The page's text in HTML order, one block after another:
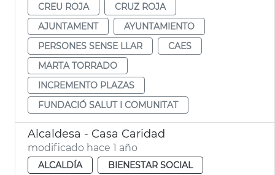
CREU ROJA
CRUZ ROJA
AJUNTAMENT
AYUNTAMIENTO
PERSONES SENSE LLAR
CAES
MARTA TORRADO
INCREMENTO PLAZAS
FUNDACIÓ SALUT I COMUNITAT
Alcaldesa - Casa Caridad
modificado hace 1 año
ALCALDÍA BIENESTAR SOCIAL